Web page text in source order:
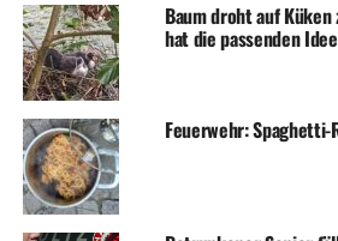
der besonderen
Art: Miniaturen, Details, Zeichen des
herausgelöst aus ihrer Umgebung
Fotos präsentiert, eine besondere
entwickeln. Motive, die von
wurden und durch
künstlerisches Erscheinungsbild
Baum droht auf
hat die passenden
Feuerwehr: